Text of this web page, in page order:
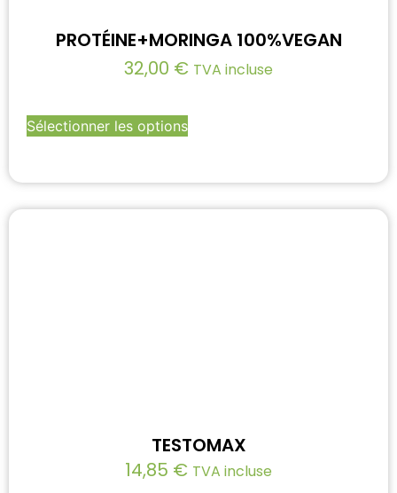
PROTÉINE+MORINGA 100%VEGAN
32,00 € TVA incluse
Sélectionner les options
TESTOMAX
14,85 € TVA incluse